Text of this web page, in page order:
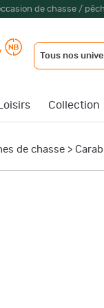
de chasse /
Tous nos
Collection
de chasse >